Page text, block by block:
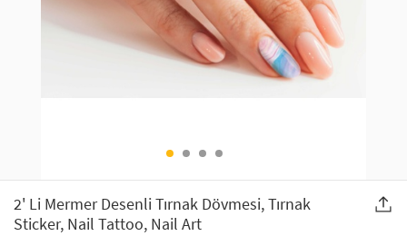
SAÇ AKSESUARLARI
GELİN / DÜĞÜN AKSESUARLARI
ŞAL VE FULAR
PARTİ SÜSLERİ
2' Li Mermer Desenli Tırnak Dövmesi, Tırnak
Sticker, Nail Tattoo, Nail Art